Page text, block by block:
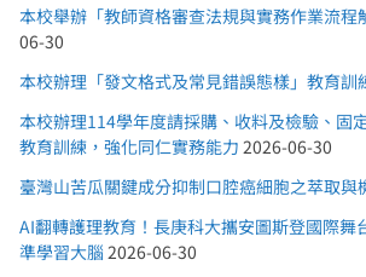
本校舉辦「教師資格審查法規與實務作業流程
06-30
本校辦理「發文格式及常見錯誤態樣」教育訓
本校辦理114學年度請採購、收料及檢驗、固
教育訓練，強化同仁實務能力 2026-06-30
臺灣山苦瓜關鍵成分抑制口腔癌細胞之萃取與
AI翻轉護理教育！長庚科大攜安圖斯登國際舞
準學習大腦 2026-06-30